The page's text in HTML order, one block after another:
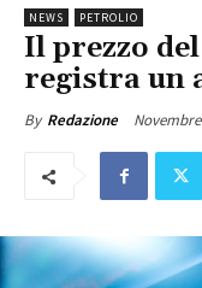
NEWS PETROLIO
Il prezzo
registra un
By Redazione